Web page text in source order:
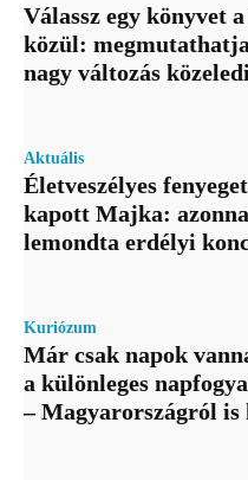
Válassz egy könyvet
közül:
nagy változás
Aktuális
Életveszélyes
kapott Majka:
lemondta erdélyi
Kuriózum
Már csak napok
a különleges
– Magyarországról is